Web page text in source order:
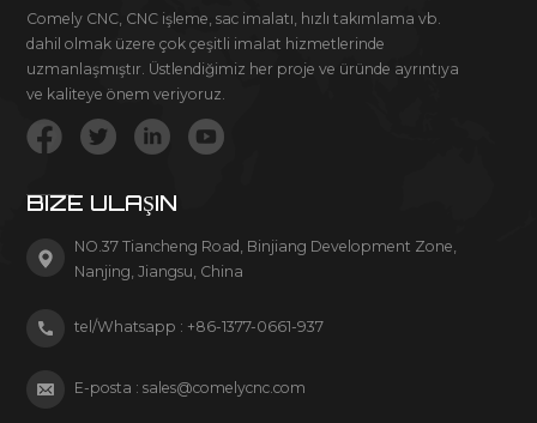
Comely CNC, CNC işleme, sac imalatı, hızlı takımlama vb.
dahil olmak üzere çok çeşitli imalat hizmetlerinde
uzmanlaşmıştır. Üstlendiğimiz her proje ve üründe ayrıntıya
ve kaliteye önem veriyoruz.
BIZE ULAŞIN
NO.37 Tiancheng Road, Binjiang Development Zone,
Nanjing, Jiangsu, China
tel/Whatsapp : +86-1377-0661-937
E-posta :sales@comelycnc.com